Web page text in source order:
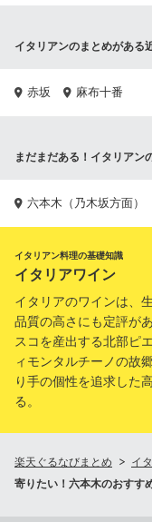
イタリアンのまとめがある
赤坂 麻布十番
まだまだある！イタリアン
六本木（乃木坂方面）
イタリアン料理の基礎知識
イタリアワイン
イタリアのワインは、
品質の高さにも定評が
スコを産出する北部ピ
ィモンタルチーノの故
り手の個性を追求した
る。
楽天ぐるなびまとめ イ
寄りたい！六本木のおすす